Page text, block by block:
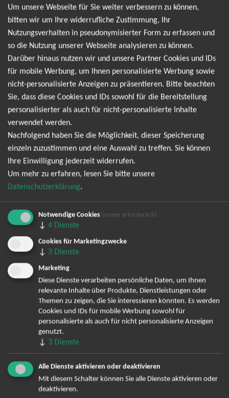
Leider gibt es aktuell von Schiller keine Termine.
Wir informieren dich jedoch gerne direkt, sobald
es neue Termine gibt. Einfach hier für den Schiller
Newsletter anmelden und keine Angebote und
Tourdaten mehr verpassen!
Ich möchte den regelmäßig erscheinenden Newsletter
Mail-Adresse zum Zweck der Zustellung des Newsletters
entsprechend der
Datenschutzerklärung
Newsletter kann ich jederzeit wieder abbestellen.
Bereits angemeldet? Hier können Sie sich abmelden ...
TOP-Events
André Rieu Tickets
David Garrett Tickets
Andrea Berg Tickets
Backstreet Boys Tickets
Unheilig Tickets
Um unsere Webseite für Sie weiter verbessern zu können,
bitten wir um Ihre widerrufliche Zustimmung, Ihr
Nutzungsverhalten in pseudonymisierter Form zu erfassen und
so die Nutzung unserer Webseite analysieren zu können.
Darüber hinaus nutzen wir und unsere Partner Cookies und IDs
für mobile Werbung, um Ihnen personalisierte Werbung sowie
nicht-personalisierte Anzeigen zu präsentieren. Bitte beachten
Sie, dass diese Cookies und IDs sowohl für die Bereitstellung
personalisierter als auch für nicht-personalisierte Inhalte
verwendet werden.
Nachfolgend haben Sie die Möglichkeit, dieser Speicherung
einzeln zuzustimmen und eine Auswahl zu treffen. Sie können
Ihre Einwilligung jederzeit widerrufen.
Um mehr zu erfahren, lesen Sie bitte unsere
Datenschutzerklärung.
Notwendige Cookies (immer erforderlich)
↓ 4 Dienste
Cookies für Marketingzwecke
↓ 3 Dienste
Marketing
Diese Dienste verarbeiten persönliche Daten, um Ihnen
relevante Inhalte über Produkte, Dienstleistungen oder
Themen zu zeigen, die Sie interessieren könnten. Es werden
Cookies und IDs für mobile Werbung sowohl für
personalisierte als auch für nicht personalisierte Anzeigen
genutzt.
↓ 3 Dienste
Alle Dienste aktivieren oder deaktivieren
Mit diesem Schalter können Sie alle Dienste aktivieren oder
deaktivieren.